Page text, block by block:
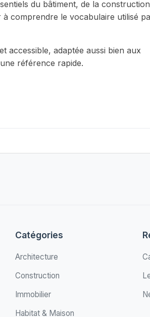
du bâtiment, de la
comprendre le vocabulaire utilisé
accessible, adaptée aussi bien aux
référence rapide.
Catégories
Architecture
Construction
Immobilier
Habitat & Maison